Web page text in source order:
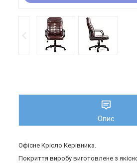
Опис
Офісне Крісло Керівника.
Покриття виробу виготовлене з